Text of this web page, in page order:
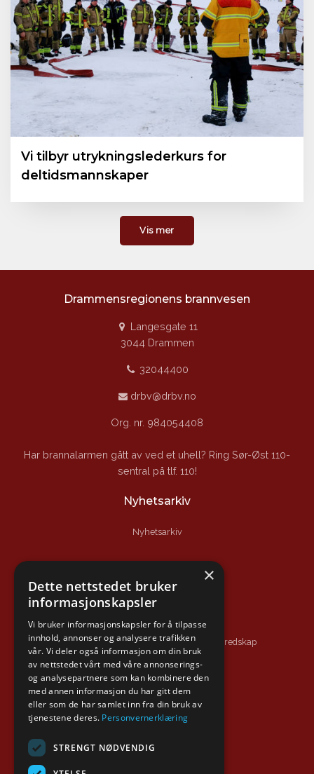
Vi tilbyr utrykningslederkurs for
deltidsmannskaper
Vis mer
Drammensregionens brannvesen
Langesgate 11
3044 Drammen
32044400
drbv@drbv.no
Org. nr. 984054408
Har brannalarmen gått av ved et uhell? Ring Sør-Øst 110-
sentral på tlf. 110!
Nyhetsarkiv
Nyhetsarkiv
Nyttige lenker
Branntips.no
Sikker hverdag
Direktoratet for samfunnssikkerhet og beredskap
Sør-Øst 110-sentral
Brannvernforeningen
Om nettsiden
Personvernerklæring
×
Dette nettstedet bruker
informasjonskapsler
Vi bruker informasjonskapsler for å tilpasse
innhold, annonser og analysere trafikken
vår. Vi deler også informasjon om din bruk
av nettstedet vårt med våre annonserings-
og analysepartnere som kan kombinere den
med annen informasjon du har gitt dem
eller som de har samlet inn fra din bruk av
tjenestene deres. Personvernerklæring
STRENGT NØDVENDIG